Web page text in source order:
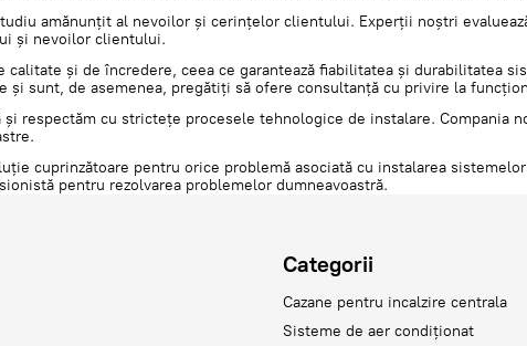
amănunțit al nevoilor și cerințelor clientului. Experții noștri
și nevoilor clientului.
calitate și de încredere, ceea ce garantează fiabilitatea și
și sunt, de asemenea, pregătiți să ofere consultanță cu privire la
respectăm cu strictețe procesele tehnologice de instalare.
cuprinzătoare pentru orice problemă asociată cu instalarea
pentru rezolvarea problemelor dumneavoastră.
Categorii
Cazane pentru incalzire centrala
Sisteme de aer condiționat